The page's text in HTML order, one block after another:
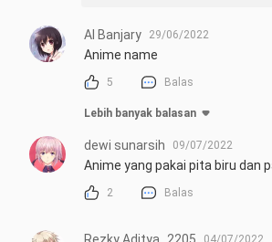
Al Banjary 29/06/2022
Anime name
5 Balas
Lebih banyak balasan
dewi sunarsih 09/07/2022
Anime yang pakai pita biru dan
2 Balas